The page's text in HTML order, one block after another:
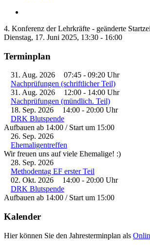
4. Konferenz der Lehrkräfte - geänderte
Dienstag, 17. Juni 2025, 13:30 - 16:00
Terminplan
31. Aug. 2026 07:45 - 09:20 Uhr
Nachprüfungen (schriftlicher Teil)
31. Aug. 2026
12:00 - 14:00 Uhr
Nachprüfungen (mündlich. Teil)
18. Sep. 2026
14:00 - 20:00 Uhr
DRK Blutspende
Aufbauen ab 14:00 / Start um 15:00
26. Sep. 2026
Ehemaligentreffen
Wir freuen uns auf viele Ehemalige! :)
28. Sep. 2026
Methodentag EF erster Teil
02. Okt. 2026
14:00 - 20:00 Uhr
DRK Blutspende
Aufbauen ab 14:00 / Start um 15:00
Kalender
Hier können Sie den Jahresterminplan als